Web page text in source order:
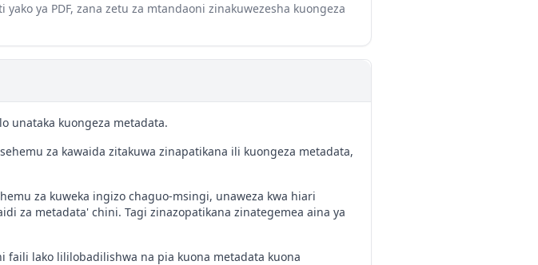
ya PDF, zana zetu za mtandaoni zinakuwezesha kuongeza
unataka kuongeza metadata.
za kawaida zitakuwa zinapatikana ili kuongeza metadata,
za kuweka ingizo chaguo-msingi, unaweza kwa hiari
za metadata' chini. Tagi zinazopatikana zinategemea aina ya
faili lako lililobadilishwa na pia kuona metadata kuona